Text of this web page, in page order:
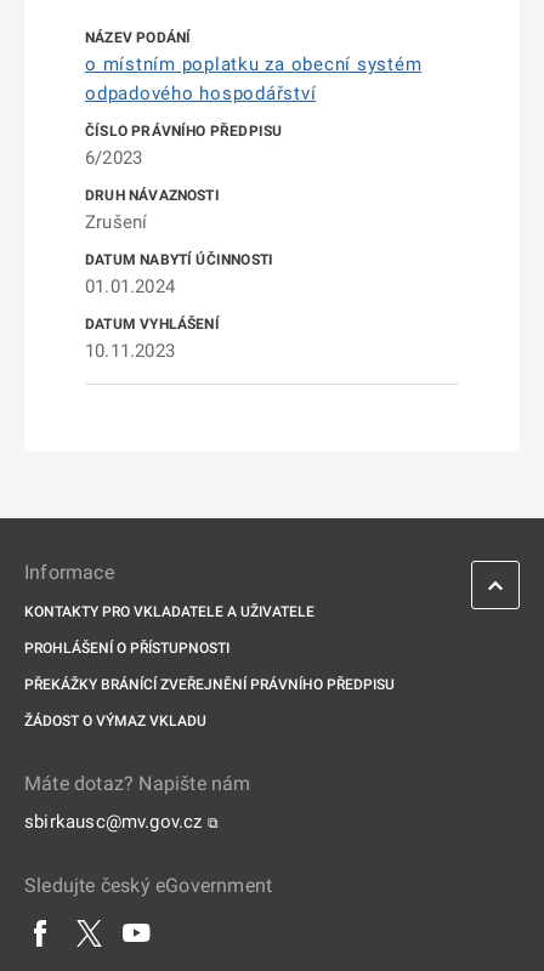
o místním poplatku za obecní systém
odpadového hospodářství
6/2023
Zrušení
01.01.2024
10.11.2023
Informace
KONTAKTY PRO VKLADATELE A UŽIVATELE
PROHLÁŠENÍ O PŘÍSTUPNOSTI
PŘEKÁŽKY BRÁNÍCÍ ZVEŘEJNĚNÍ PRÁVNÍHO PŘEDPISU
ŽÁDOST O VÝMAZ VKLADU
Máte dotaz? Napište nám
sbirkausc@mv.gov.cz ⧉
Sledujte český eGovernment